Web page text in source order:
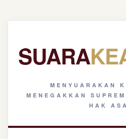
SUARA
MENYUARAKAN
MENEGAKKAN
HAK